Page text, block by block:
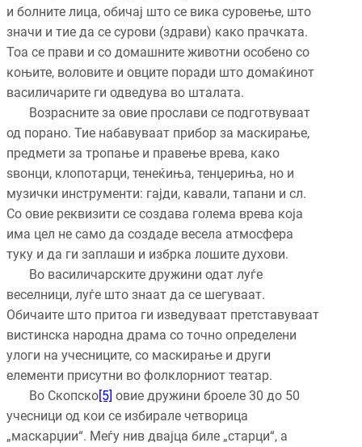
и болните лица, обичај што се вика суровење, што
значи и тие да се сурови (здрави) како прачката.
Тоа се прави и со домашните животни особено со
коњите, воловите и овците поради што домаќинот
василичарите ги одведува во шталата.
Возрасните за овие прослави се подготвуваат
од порано. Тие набавуваат прибор за маскирање,
предмети за тропање и правење врева, како
ѕвонци, клопотарци, тенеќиња, тенџериња, но и
музички инструменти: гајди, кавали, тапани и сл.
Со овие реквизити се создава голема врева која
има цел не само да создаде весела атмосфера
туку и да ги заплаши и избрка лошите духови.
Во василичарските дружини одат луѓе
веселници, луѓе што знаат да се шегуваат.
Обичаите што притоа ги изведуваат претставуваат
вистинска народна драма со точно определени
улоги на учесниците, со маскирање и други
елементи присутни во фолклорниот театар.
Во Скопско[5] овие дружини броеле 30 до 50
учесници од кои се избирале четворица
„маскарџии“. Меѓу нив двајца биле „старци“, а